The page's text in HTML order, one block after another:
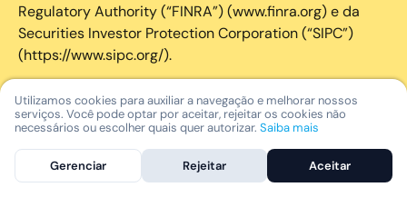
Regulatory Authority (“FINRA”) (www.finra.org) e da
Securities Investor Protection Corporation (“SIPC”)
(https://www.sipc.org/).
A SIPC protege os valores mobiliários de clientes de
seus membros em até US$ 250.000,00 para
disponível mediante solicitação ou em www.sipc.org. O
SIPC não protege contra perdas de mercado e não
Utilizamos cookies para auxiliar a navegação e melhorar nossos
serviços. Você pode optar por aceitar, rejeitar os cookies não
necessários ou escolher quais quer autorizar. Saiba mais
Gerenciar Rejeitar Aceitar